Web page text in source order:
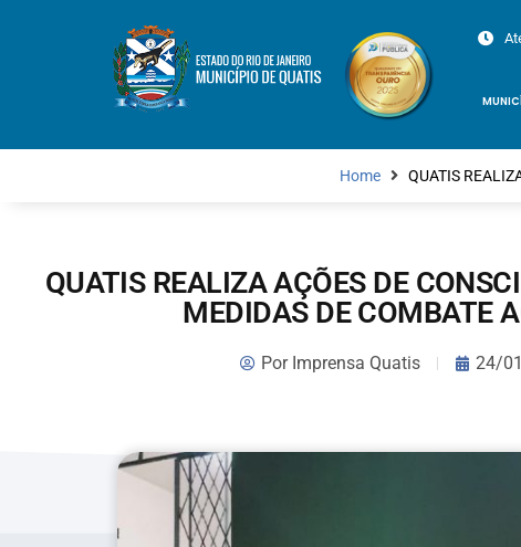
Home QUATIS
QUATIS REALIZA AÇÕES DE
MEDIDAS DE COMBATE
PorImprensa Quatis 24/